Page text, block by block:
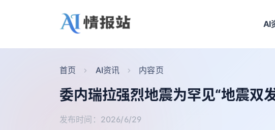
AI
首页 AI资讯 内容页
委内瑞拉强烈地震为罕见“地震双
发布时间：2026/6/29